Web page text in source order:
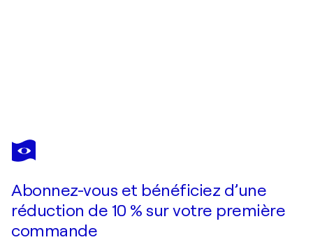
LUC VILLARD
Funibule
Abonnez-vous et bénéficiez d’une
réduction de 10 % sur votre première
commande